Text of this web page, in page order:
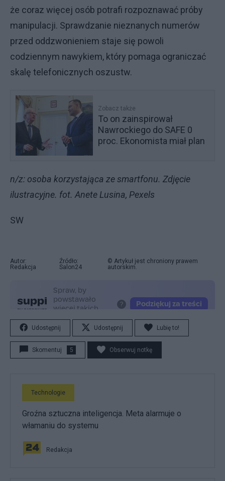
że coraz więcej osób potrafi rozpoznawać próby
manipulacji. Sprawdzanie nieznanych numerów
przed oddzwonieniem staje się powoli
codziennym nawykiem, który pomaga ograniczać
skalę telefonicznych oszustw.
Zobacz także
To on zainspirował
Nawrockiego do SAFE 0
proc. Ekonomista miał plan
n/z: osoba korzystająca ze smartfonu. Zdjęcie
ilustracyjne. fot. Anete Lusina, Pexels
SW
Autor:
Redakcja
Źródło:
Salon24
© Artykuł jest chroniony prawem
autorskim.
Udostępnij Udostępnij Lubię to!
Skomentuj 5 Obserwuj notkę
Technologie
Groźna sztuczna inteligencja. Meta alarmuje o
włamaniu do systemu
Redakcja